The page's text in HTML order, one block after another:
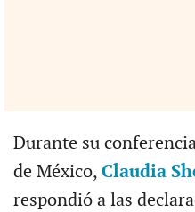
Durante su
de México, Claudia
respondió a las